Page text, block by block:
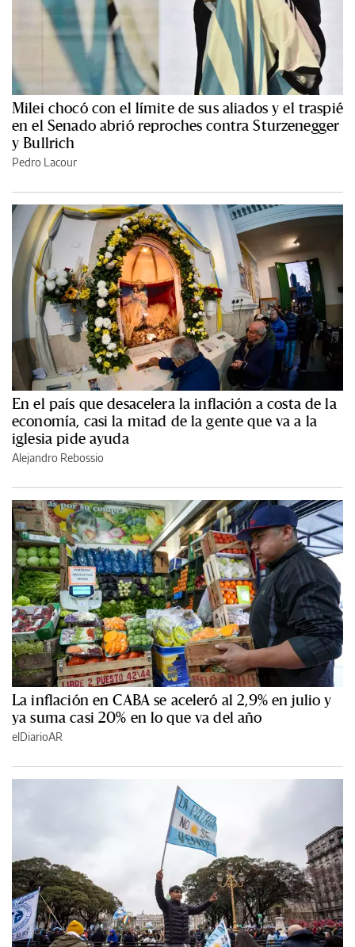
Milei chocó con el límite de sus aliados y el traspié
en el Senado abrió reproches contra Sturzenegger
y Bullrich
Pedro Lacour
En el país que desacelera la inflación a costa de la
economía, casi la mitad de la gente que va a la
iglesia pide ayuda
Alejandro Rebossio
La inflación en CABA se aceleró al 2,9% en julio y
ya suma casi 20% en lo que va del año
elDiarioAR